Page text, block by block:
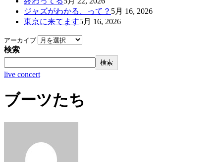
ジャズがわかる、って？ 5月 16, 2026
東京に来てます5月 16, 2026
アーカイブ
検索
検索
live concert
ブーツたち